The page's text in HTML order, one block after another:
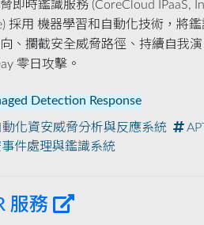
即時鑑識服務 (CoreCloud IPaaS,
採用 機器學習和自動化技術，將
、攔截安全威脅路徑、持續自我
零日攻擊。
Detection Response
化資安威脅分析與反應系統
件處理與鑑識系統
服務